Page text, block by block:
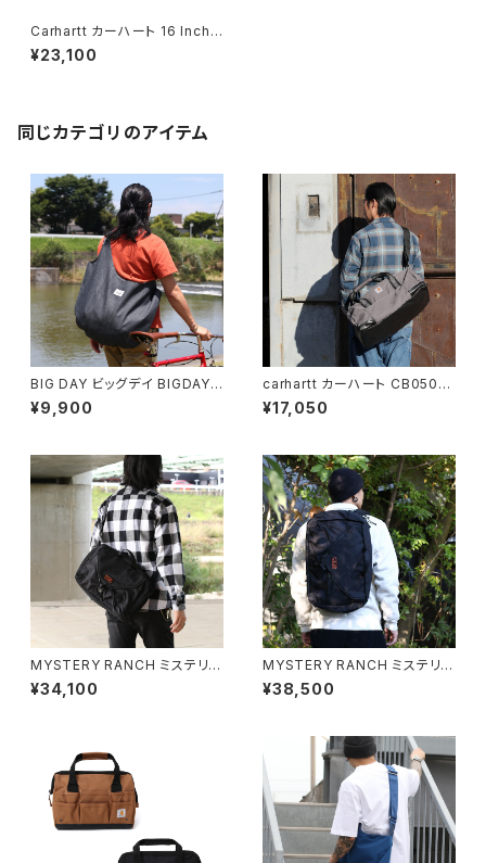
Carhartt カーハート 16 Inch
30 Pocket Heavyweight T
ool Bagレガシーツールバッグ
¥23,100
同じカテゴリのアイテム
BIG DAY ビッグデイ BIGDAY
DENIM UTILITY BAG デニム
ユーティリティバッグ ショルダー
¥9,900
carhartt カーハート CB0501
35L Classic Duffel ダッフル
バッグ 全3色
¥17,050
MYSTERY RANCH ミステリー
ランチ MYSTERY RANCH ミ
ステリーランチ 3 Way 18 Exp
¥34,100
MYSTERY RANCH ミステリー
ランチ 3 Way 27 Expandabl
e Briefcase 3ウェイ バックパ
¥38,500